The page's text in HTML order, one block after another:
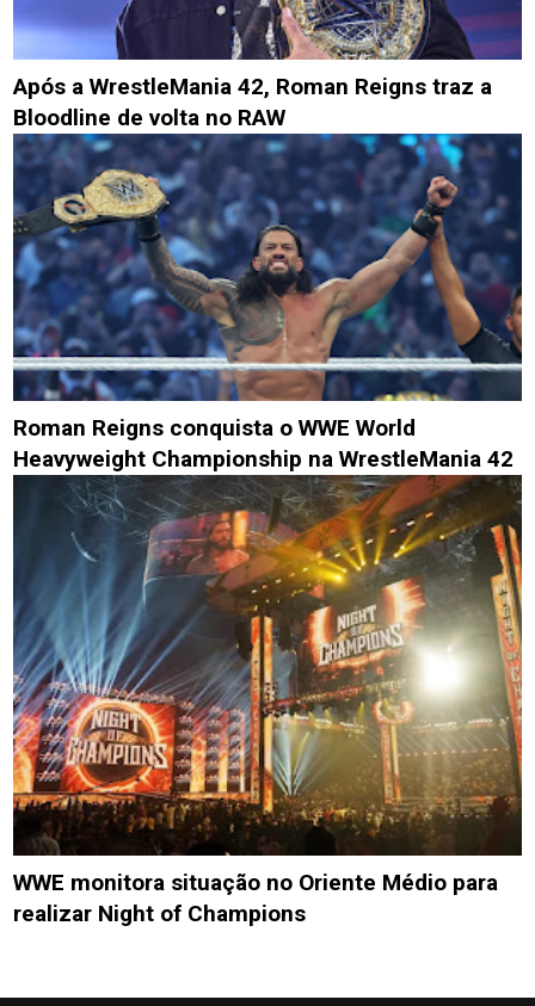
Após a WrestleMania 42, Roman Reigns traz a
Bloodline de volta no RAW
Roman Reigns conquista o WWE World
Heavyweight Championship na WrestleMania 42
WWE monitora situação no Oriente Médio para
realizar Night of Champions